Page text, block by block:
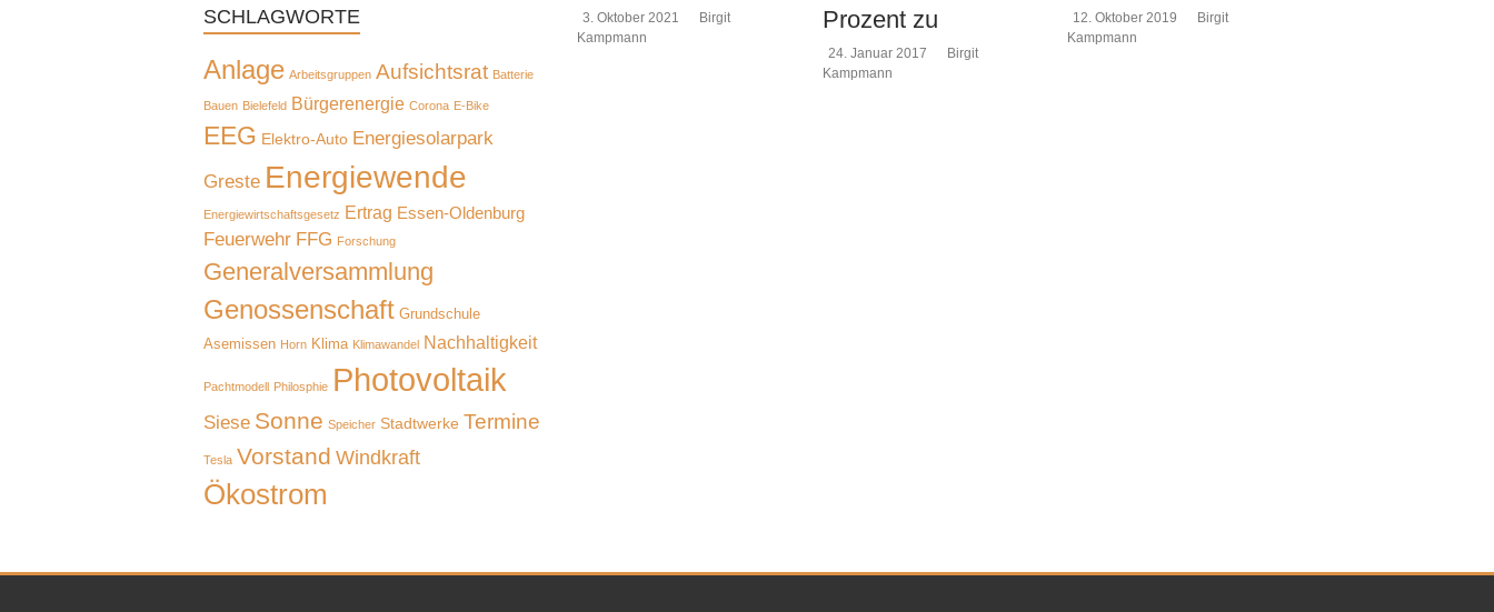
3. Oktober 2021
Birgit
Kampmann
Prozent zu
24. Januar 2017
Birgit
Kampmann
12. Oktober 2019
Birgit
Kampmann
SCHLAGWORTE
Anlage Arbeitsgruppen Aufsichtsrat Batterie
Bauen Bielefeld Bürgerenergie Corona E-Bike
EEG Elektro-Auto Energiesolarpark
Greste Energiewende
Energiewirtschaftsgesetz Ertrag Essen-Oldenburg
Feuerwehr FFG Forschung
Generalversammlung
Genossenschaft Grundschule
Asemissen Horn Klima Klimawandel Nachhaltigkeit
Pachtmodell Philosphie Photovoltaik
Siese Sonne Speicher Stadtwerke Termine
Tesla Vorstand Windkraft
Ökostrom